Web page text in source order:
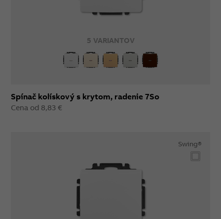
5 VARIANTOV
Spínač kolískový s krytom, radenie 7So
Cena od 8,83 €
Swing®